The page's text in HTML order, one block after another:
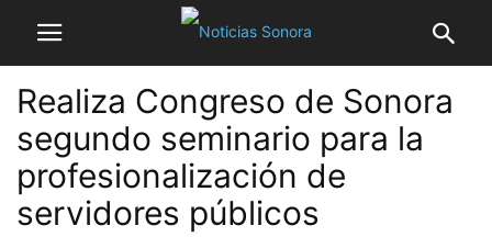
Realiza Congreso de Sonora
segundo seminario para la
profesionalización de
servidores públicos